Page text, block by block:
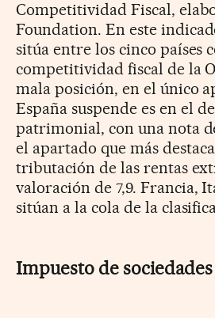
Competitividad Fiscal,
Foundation. En este
sitúa entre los cinco países
competitividad fiscal de la
mala posición, en el único
España suspende es en el
patrimonial, con una nota
el apartado que más
tributación de las rentas
valoración de 7,9. Francia,
sitúan a la cola de la
Impuesto de